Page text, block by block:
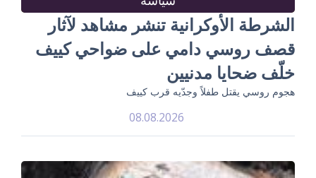
الشرطة الأوكرانية تنشر مشاهد لآثار
قصف روسي دامي على ضواحي كييف
خلّف ضحايا مدنيين
هجوم روسي يقتل طفلاً وجدّيه قرب كييف
08.08.2026